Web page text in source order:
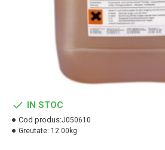
IN STOC
Cod produs:J050610
Greutate: 12.00kg